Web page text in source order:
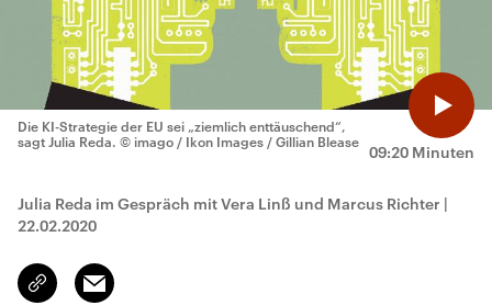
09:20 Minuten
Die KI-Strategie der EU sei „ziemlich enttäuschend“,
sagt Julia Reda. © imago / Ikon Images / Gillian Blease
Julia Reda im Gespräch mit Vera Linß und Marcus Richter |
22.02.2020
Link
kopieren/teilen
Email